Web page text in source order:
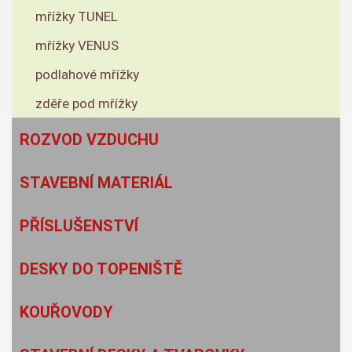
mřížky TUNEL
mřížky VENUS
podlahové mřížky
zděře pod mřížky
ROZVOD VZDUCHU
STAVEBNÍ MATERIÁL
PŘÍSLUŠENSTVÍ
DESKY DO TOPENIŠTĚ
KOUŘOVODY